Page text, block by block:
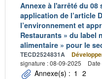
Annexe à l'arrêté du 08
application de l’article
l’environnement et
Restaurants » du label
alimentaire » pour le
TECD2524831A
signature : 08-09-2025
Annexe(s) : 1 2